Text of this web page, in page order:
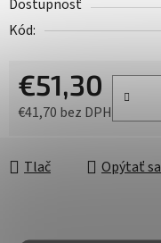
Dostupnosť
Kód:
€51,30
€41,70 bez DPH
Tlač Opýtať sa